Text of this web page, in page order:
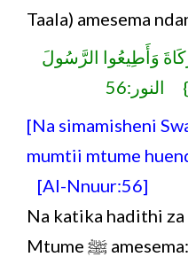
Taala) amesema
وَأَطِيعُوا الرَّسُولَ
[Na simamisheni
mumtii mtume
[Al-Nnuur:56]
Na katika hadithi za
Mtume ﷺ amesema: